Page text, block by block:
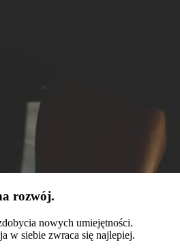
rozwój.
nowych umiejętności.
w siebie zwraca się najlepiej.